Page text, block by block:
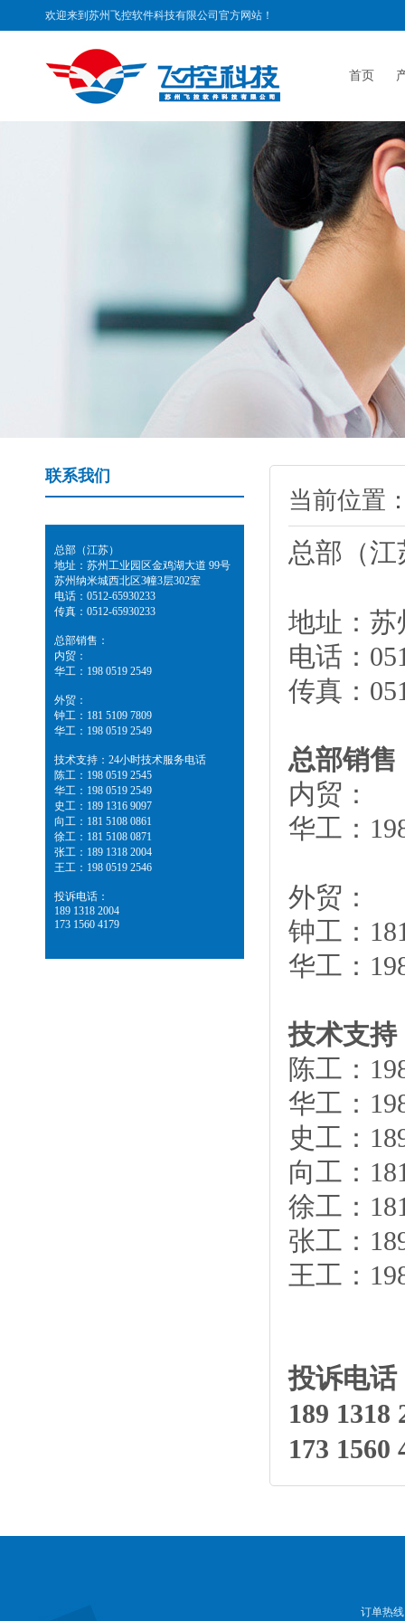
欢迎来到苏州飞控软件科技有限公司官方网站！
首页
联系我们
总部（江苏）
地址：苏州工业园区金鸡湖大道 99号
苏州纳米城西北区3幢3层302室
电话：0512-65930233
传真：0512-65930233
总部销售：
内贸：
华工：198 0519 2549
外贸：
钟工：181 5109 7809
华工：198 0519 2549
技术支持：24小时技术服务电话
陈工：198 0519 2545
华工：198 0519 2549
史工：189 1316 9097
向工：181 5108 0861
徐工：181 5108 0871
张工：189 1318 2004
王工：198 0519 2546
投诉电话：
189 1318 2004
173 1560 4179
当前位置
地址：苏
电话：
传真：
总部销售
内贸：
华工：
外贸：
钟工：
华工：
技术支持
陈工：
华工：
史工：
向工：
徐工：
张工：
王工：
投诉电话
189 1318
173 1560
订单热线